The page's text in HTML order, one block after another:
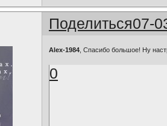
Поделиться07-
Alex-1984 , Спасибо большое! Ну
0